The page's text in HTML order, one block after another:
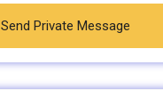
Send Private Message